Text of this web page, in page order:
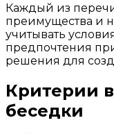
Каждый из
преимущества и
учитывать
предпочтения
решения для
Критерии
беседки